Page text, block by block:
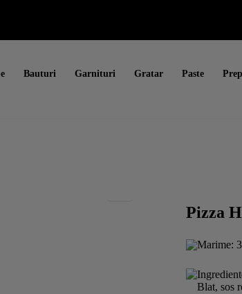
Bauturi Garnituri Gratar Paste
Pizza
Marime:
Blat, sos